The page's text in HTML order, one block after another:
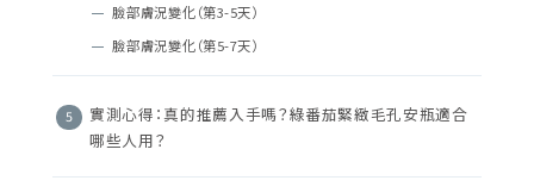
臉部膚況變化（第3-5天）
臉部膚況變化（第5-7天）
實測心得：真的推薦入手嗎？綠番茄緊緻毛孔安瓶適合
哪些人用？